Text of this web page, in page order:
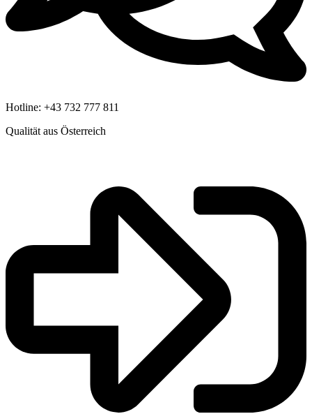
Hotline: +43 732 777 811
Qualität aus Österreich